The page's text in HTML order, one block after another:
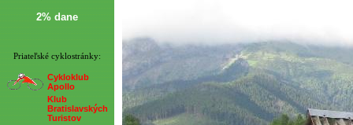
2% dane
Priateľské cyklostránky:
Cykloklub
Apollo
Klub
Bratislavských
Turistov